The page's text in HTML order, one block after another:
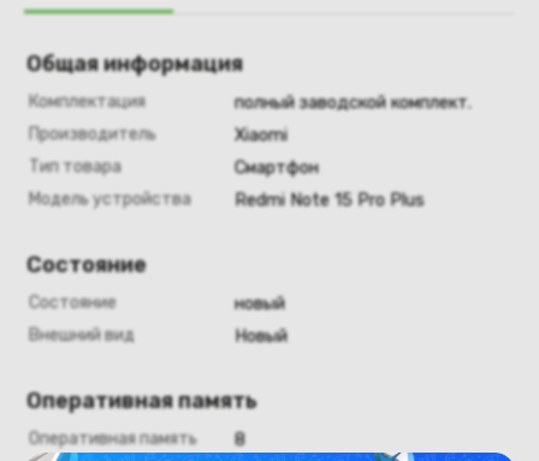
Общая информация
Комплектация
полный заводской комплект.
Производитель
Xiaomi
Тип товара
Смартфон
Модель устройства
Redmi Note 15 Pro Plus
Состояние
Состояние
новый
Внешний вид
Новый
Оперативная память
Оперативная память 8